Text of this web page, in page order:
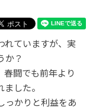
れていますが、実
か？
闘でも前年より
した。
っかりと利益をあ